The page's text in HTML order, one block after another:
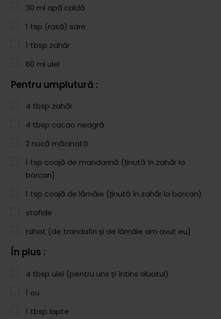
Aluaturi Dulci
Aluaturi Sărate
Pizza
Rețete Vegetariene
Salate
Rețete Video
Comunitatea
iCooking
Librărie
Adaugă o rețetă
Cum adăugăm o rețetă
30 ml apă caldă
1 tsp (rasă) sare
1 tbsp zahăr
60 ml ulei
Pentru umplutură :
4 tbsp zahăr
4 tbsp cacao neagră
2 nucă măcinată
1 tsp coajă de mandarină (ținută în zahăr la
borcan)
1 tsp coajă de lămâie (ținută în zahăr la borcan)
stafide
rahat (de trandafiri și de lămâie am avut eu)
În plus :
4 tbsp ulei (pentru uns și întins aluatul)
1 ou
1 tbsp lapte